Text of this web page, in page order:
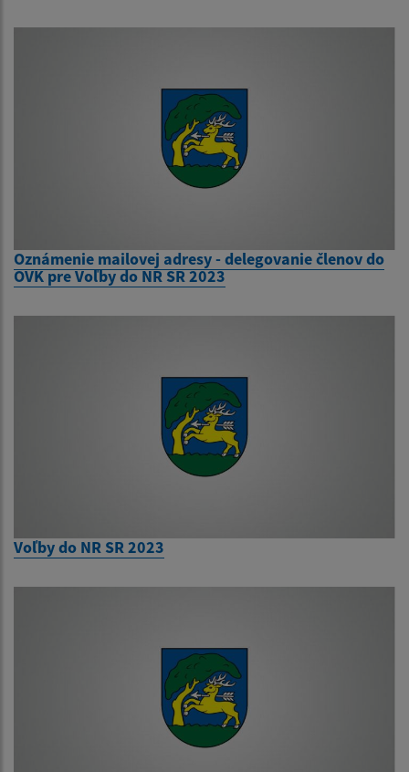
Oznámenie mailovej adresy - delegovanie členov do
OVK pre Voľby do NR SR 2023
Voľby do NR SR 2023